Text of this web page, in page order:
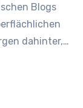
Blogs
dahinter,…